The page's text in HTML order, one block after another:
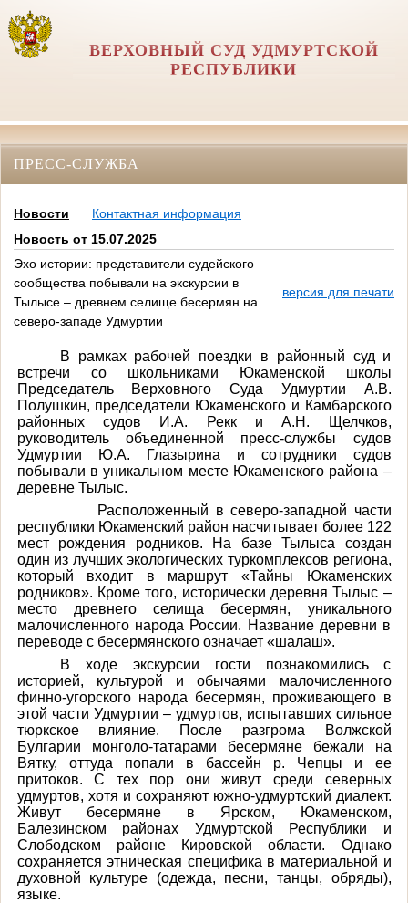
ВЕРХОВНЫЙ СУД УДМУРТСКОЙ
РЕСПУБЛИКИ
ПРЕСС-СЛУЖБА
Новости
Контактная информация
Новость от 15.07.2025
Эхо истории: представители судейского
сообщества побывали на экскурсии в
Тылысе – древнем селище бесермян на
северо-западе Удмуртии
версия для печати
В рамках рабочей поездки в районный суд и
встречи со школьниками Юкаменской школы
Председатель Верховного Суда Удмуртии А.В.
Полушкин, председатели Юкаменского и Камбарского
районных судов И.А. Рекк и А.Н. Щелчков,
руководитель объединенной пресс-службы судов
Удмуртии Ю.А. Глазырина и сотрудники судов
побывали в уникальном месте Юкаменского района –
деревне Тылыс.
Расположенный в северо-западной части
республики Юкаменский район насчитывает более 122
мест рождения родников. На базе Тылыса создан
один из лучших экологических туркомплексов региона,
который входит в маршрут «Тайны Юкаменских
родников». Кроме того, исторически деревня Тылыс –
место древнего селища бесермян, уникального
малочисленного народа России. Название деревни в
переводе с бесермянского означает «шалаш».
В ходе экскурсии гости познакомились с
историей, культурой и обычаями малочисленного
финно-угорского народа бесермян, проживающего в
этой части Удмуртии – удмуртов, испытавших сильное
тюркское влияние. После разгрома Волжской
Булгарии монголо-татарами бесермяне бежали на
Вятку, оттуда попали в бассейн р. Чепцы и ее
притоков. С тех пор они живут среди северных
удмуртов, хотя и сохраняют южно-удмуртский диалект.
Живут бесермяне в Ярском, Юкаменском,
Балезинском районах Удмуртской Республики и
Слободском районе Кировской области. Однако
сохраняется этническая специфика в материальной и
духовной культуре (одежда, песни, танцы, обряды),
языке.